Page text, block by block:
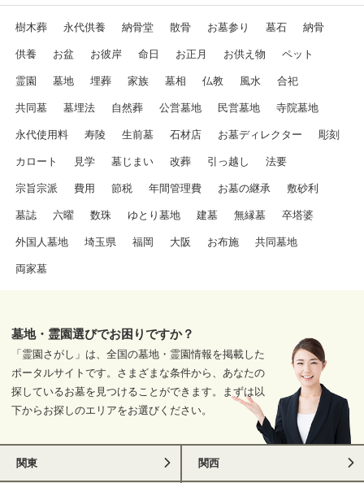
樹木葬 永代供養 納骨堂 散骨 お墓参り 墓石 納骨
供養 お盆 お彼岸 命日 お正月 お供え物 ペット
霊園 墓地 埋葬 家族 墓相 仏教 風水 合祀
共同墓 墓埋法 自然葬 公営墓地 民営墓地 寺院墓地
永代使用料 寿陵 生前墓 石材店 お墓ディレクター 彫刻
カロート 見学 墓じまい 改葬 引っ越し 法要
宗旨宗派 費用 節税 年間管理費 お墓の継承 敷砂利
墓誌 六曜 数珠 ゆとり墓地 建墓 無縁墓 卒塔婆
外国人墓地 埼玉県 福岡 大阪 お布施 共同墓地
両家墓
墓地・霊園選びでお困りですか？
「霊園さがし」は、全国の墓地・霊園情報を掲載した
ポータルサイトです。さまざまな条件から、あなたの
探しているお墓を見つけることができます。まずは以
下からお探しのエリアをお選びください。
関東 関西